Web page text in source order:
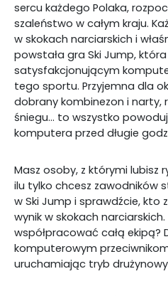
sercu każdego Polaka,
szaleństwo w całym kraju.
w skokach narciarskich i
powstała gra Ski Jump,
satysfakcjonującym
tego sportu. Przyjemna dla
dobrany kombinezon i narty,
śniegu… to wszystko
komputera przed długie
Masz osoby, z którymi lubisz
ilu tylko chcesz zawodników
w Ski Jump i sprawdźcie, kto
wynik w skokach
współpracować całą ekipą?
komputerowym
uruchamiając tryb